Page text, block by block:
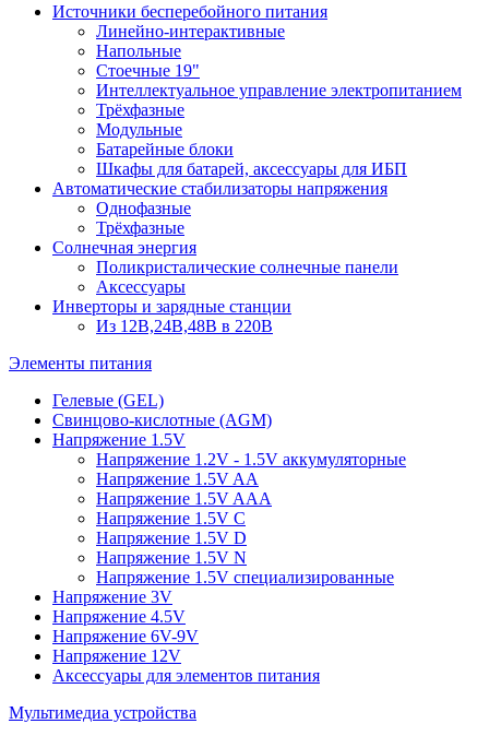
Источники бесперебойного питания
Линейно-интерактивные
Напольные
Стоечные 19"
Интеллектуальное управление электропитанием
Трёхфазные
Модульные
Батарейные блоки
Шкафы для батарей, аксессуары для ИБП
Автоматические стабилизаторы напряжения
Однофазные
Трёхфазные
Солнечная энергия
Поликристалические солнечные панели
Аксессуары
Инверторы и зарядные станции
Из 12В,24В,48В в 220В
Элементы питания
Гелевые (GEL)
Свинцово-кислотные (AGM)
Напряжение 1.5V
Напряжение 1.2V - 1.5V аккумуляторные
Напряжение 1.5V AA
Напряжение 1.5V AAA
Напряжение 1.5V C
Напряжение 1.5V D
Напряжение 1.5V N
Напряжение 1.5V специализированные
Напряжение 3V
Напряжение 4.5V
Напряжение 6V-9V
Напряжение 12V
Аксессуары для элементов питания
Мультимедиа устройства